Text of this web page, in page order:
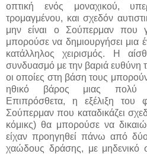
οπτική ενός μοναχικού,
τρομαγμένου, και σχεδόν
μην είναι ο Σούπερμαν που
μπορούσε να δημιουργήσει μια
κατάλληλος χειρισμός. Η
συνδυασμό με την βαριά ευθύνη
οι οποίες στη βάση τους
ηθικό βάρος μιας πολύ
Επιπρόσθετα, η εξέλιξη του
Σούπερμαν που καταδικάζει
κόμικς) θα μπορούσε να
είχαν προηγηθεί πάνω από
χαώδους δράσης, με μηδενικό